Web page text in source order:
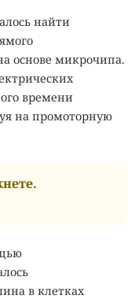
найти
основе микрочипа.
времени
на промоторную
в клетках